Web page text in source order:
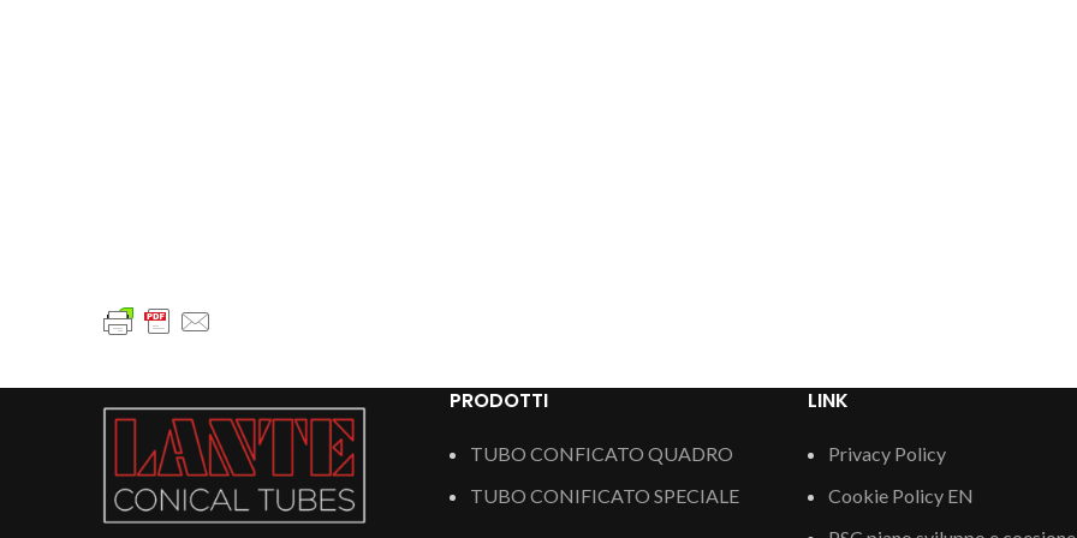
PRODOTTI
TUBO CONFICATO QUADRO
TUBO CONIFICATO SPECIALE
LINK
Privacy Policy
Cookie Policy EN